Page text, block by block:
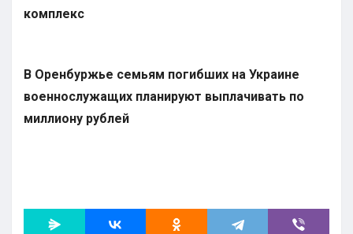
комплекс
В Оренбуржье семьям погибших на Украине
военнослужащих планируют выплачивать по
миллиону рублей